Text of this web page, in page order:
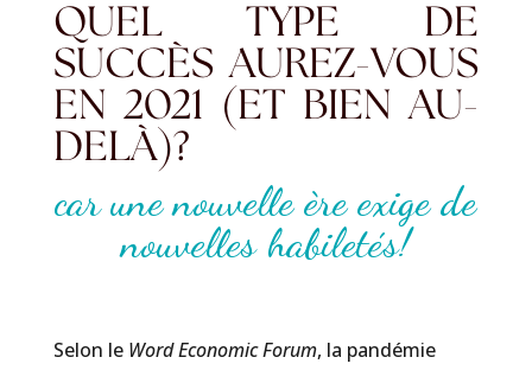
QUEL TYPE DE
SUCCÈS AUREZ-VOUS
EN 2021 (ET BIEN AU-
DELÀ)?
car une nouvelle ère exige de
nouvelles habiletés!
Selon le Word Economic Forum, la pandémie